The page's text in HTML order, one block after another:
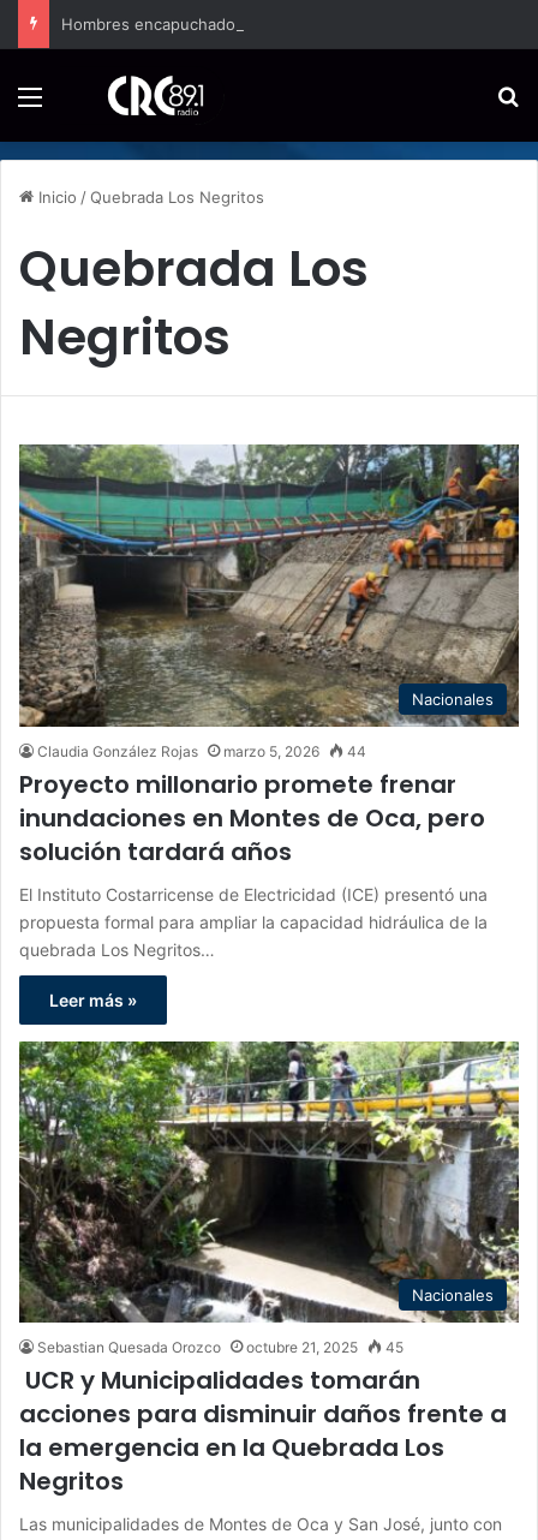
Inicio /Quebrada Los Negritos
Quebrada Los
Negritos
Nacionales
Claudia González Rojas marzo 5, 2026 44
Proyecto millonario promete frenar
inundaciones en Montes de Oca, pero
solución tardará años
El Instituto Costarricense de Electricidad (ICE) presentó una
propuesta formal para ampliar la capacidad hidráulica de la
quebrada Los Negritos…
Leer más »
Nacionales
Sebastian Quesada Orozco octubre 21, 2025 45
UCR y Municipalidades tomarán
acciones para disminuir daños frente a
la emergencia en la Quebrada Los
Negritos
Las municipalidades de Montes de Oca y San José, junto con